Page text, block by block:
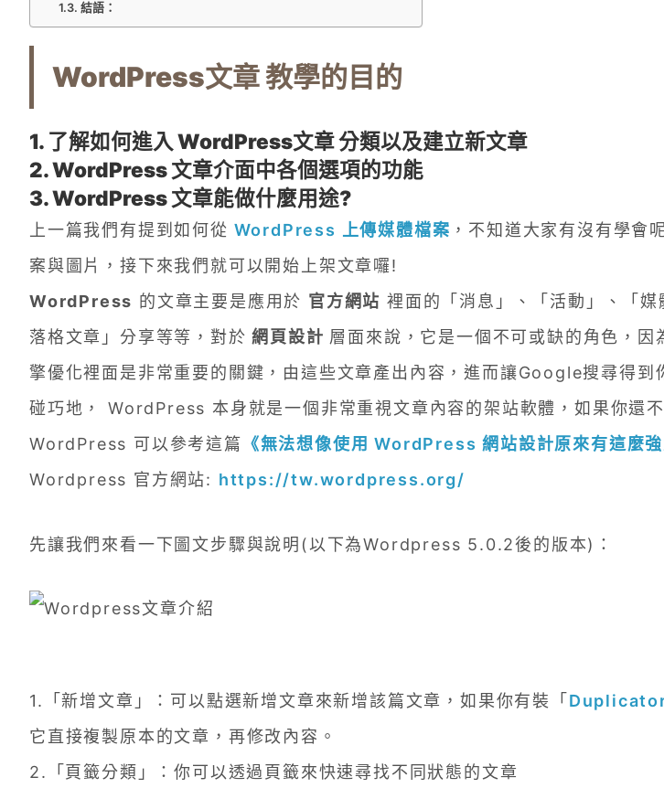
結語：
WordPress文章 教學的目的
1. 了解如何進入 WordPress文章 分類以及建立新文章
2. WordPress 文章介面中各個選項的功能
3. WordPress 文章能做什麼用途?
上一篇我們有提到如何從 WordPress 上傳媒體檔案 ，不知道大家有沒有學會
案與圖片，接下來我們就可以開始上架文章囉!
WordPress 的文章主要是應用於 官方網站 裡面的「消息」、「活動」、「媒
落格文章」分享等等，對於 網頁設計 層面來說，它是一個不可或缺的角色，因
擎優化裡面是非常重要的關鍵，由這些文章產出內容，進而讓Google搜尋得到
碰巧地， WordPress 本身就是一個非常重視文章內容的架站軟體，如果你還
WordPress 可以參考這篇 《無法想像使用 WordPress 網站設計原來有這麼強
Wordpress 官方網站: https://tw.wordpress.org/
先讓我們來看一下圖文步驟與說明(以下為Wordpress 5.0.2後的版本)：
1.「新增文章」：可以點選新增文章來新增該篇文章，如果你有裝「
它直接複製原本的文章，再修改內容。
2.「頁籤分類」：你可以透過頁籤來快速尋找不同狀態的文章